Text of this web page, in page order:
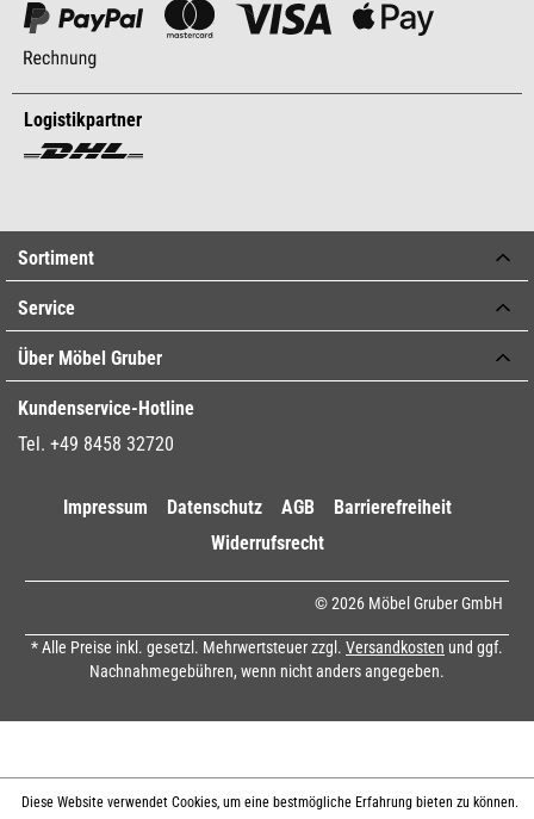
Logistikpartner
Sortiment
Service
Über Möbel Gruber
Kundenservice-Hotline
Tel. +49 8458 32720
Impressum Datenschutz AGB
Barrierefreiheit
Widerrufsrecht
© 2026 Möbel Gruber GmbH
* Alle Preise inkl. gesetzl. Mehrwertsteuer zzgl. Versandkosten und ggf.
Nachnahmegebühren, wenn nicht anders angegeben.
Diese Website verwendet Cookies, um eine bestmögliche Erfahrung bieten zu können.